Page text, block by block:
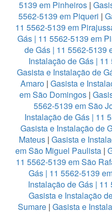
5139 em Pinheiros|
5562-5139 em Piqueri |
11 5562-5139 em
Gás | 11 5562-5139 em
de Gás | 11 5562-5139
Instalação de Gás |
Gasista e Instalação de
Amaro| Gasista e
em São Domingos|
5562-5139 em São
Instalação de Gás | 11
Gasista e Instalação de
Mateus | Gasista e
em São Miguel Paulista |
11 5562-5139 em São
Gás | 11 5562-5139
Instalação de Gás |
Gasista e Instalação
Sumare | Gasista e